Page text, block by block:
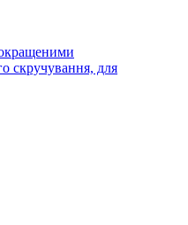
скручування, для